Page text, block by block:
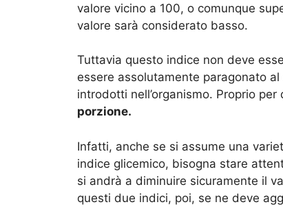
valore vicino a 100, o comunque
valore sarà considerato basso.
Tuttavia questo indice non deve
essere assolutamente paragonato
introdotti nell’organismo. Proprio
porzione.
Infatti, anche se si assume una
indice glicemico, bisogna stare
si andrà a diminuire sicuramente il
questi due indici, poi, se ne deve